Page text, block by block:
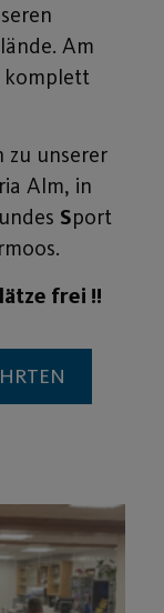
Am
komplett
zu unserer
Alm, in
undes Sport
frei !!